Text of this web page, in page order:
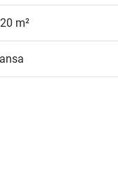
m²